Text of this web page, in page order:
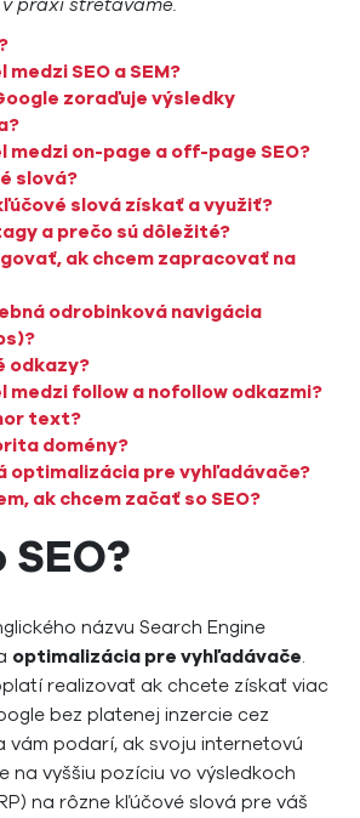
v praxi stretávame.
SEO a SEM?
zoraďuje výsledky
medzi on-page a off-page SEO?
slová?
slová získať a využiť?
a prečo sú dôležité?
ak chcem zapracovať na
odrobinková navigácia
odkazy?
medzi follow a nofollow odkazmi?
text?
domény?
optimalizácia pre vyhľadávače?
ak chcem začať so SEO?
názvu Search Engine
optimalizácia pre vyhľadávače.
realizovať ak chcete získať viac
bez platenej inzercie cez
vám podarí, ak svoju internetovú
na vyššiu pozíciu vo výsledkoch
na rôzne kľúčové slová pre váš